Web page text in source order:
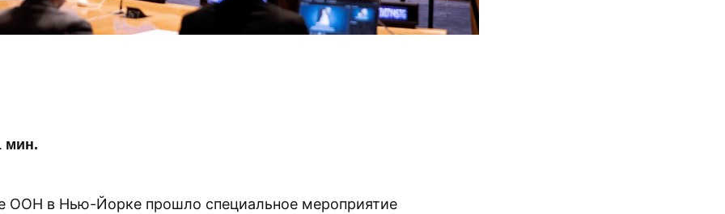
мин.
ООН в Нью-Йорке прошло специальное мероприятие